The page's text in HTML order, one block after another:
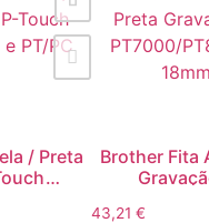
/ Preta
Brother Fita
43,21 €